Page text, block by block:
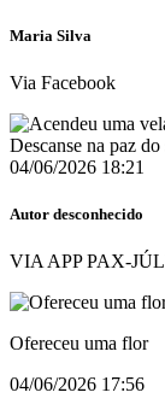
Maria Silva
Via Facebook
Descanse na paz do
04/06/2026 18:21
Autor desconhecido
VIA APP PAX-
Ofereceu uma flor
04/06/2026 17:56